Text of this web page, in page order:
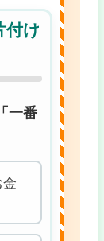
付け
一番